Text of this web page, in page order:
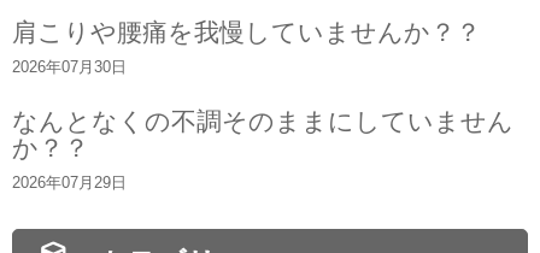
肩こりや腰痛を我慢していませんか？？
2026年07月30日
なんとなくの不調そのままにしていません
か？？
2026年07月29日